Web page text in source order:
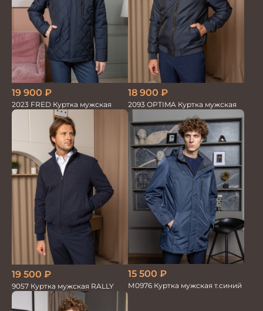
19 900 ₽
2023 FRED Куртка мужская
18 900 ₽
2093 OPTIMA Куртка мужская
19 500 ₽
9057 Куртка мужская RALLY
15 500 ₽
М0976 Куртка мужская т.синий